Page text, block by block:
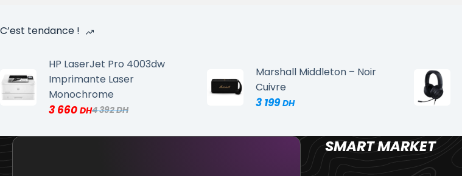
C’est tendance !
HP LaserJet Pro 4003dw
Imprimante Laser
Monochrome
4 392
3 660
Marshall Middleton – Noir
Cuivre
3 199
SMART MARKET